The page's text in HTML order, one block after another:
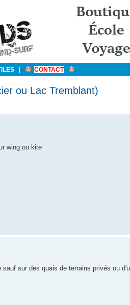
CONTACT
ou Lac Tremblant)
wing ou kite
sur des quais de terrains privés ou